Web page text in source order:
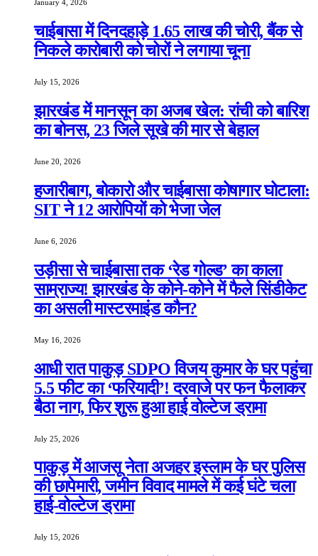
January 4, 2026
चाईबासा में दिनदहाड़े 1.65 लाख की चोरी, बैंक से
निकले कारोबारी को चोरों ने लगाया चूना
July 15, 2026
झारखंड में मानसून का अजब खेल: रांची को बारिश
का बोनस, 23 जिले सूखे की मार से बेहाल
June 20, 2026
हजारीबाग, बोकारो और चाईबासा कोषागार घोटाला:
SIT ने 12 आरोपियों को भेजा जेल
June 6, 2026
उड़ीसा से चाईबासा तक ‘रेड गोल्ड’ का काला
साम्राज्य! झारखंड के कोने-कोने में फैले सिंडीकेट
का असली मास्टरमाइंड कौन?
May 16, 2026
आधी रात पाकुड़ SDPO विजय कुमार के घर पहुंचा
5.5 फीट का ‘फरियादी’! दरवाजे पर फन फैलाकर
बैठा नाग, फिर शुरू हुआ हाई वोल्टेज ड्रामा
July 25, 2026
पाकुड़ में आजसू नेता अजहर इस्लाम के घर पुलिस
की छापेमारी, जमीन विवाद मामले में कई घंटे चला
हाई-वोल्टेज ड्रामा
July 15, 2026